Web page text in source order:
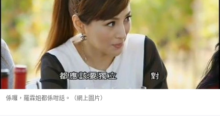
係囉，羅霖姐都係咁話。（網上圖片）